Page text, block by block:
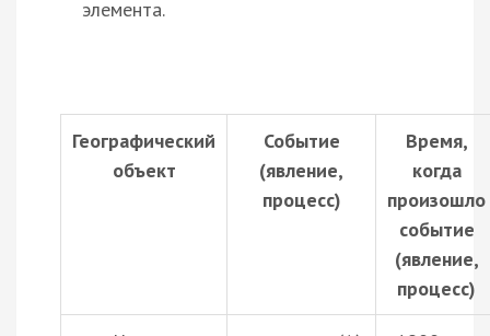
элемента.
Географический
объект
Событие
(явление,
процесс)
Время,
когда
произошло
событие
(явление,
процесс)